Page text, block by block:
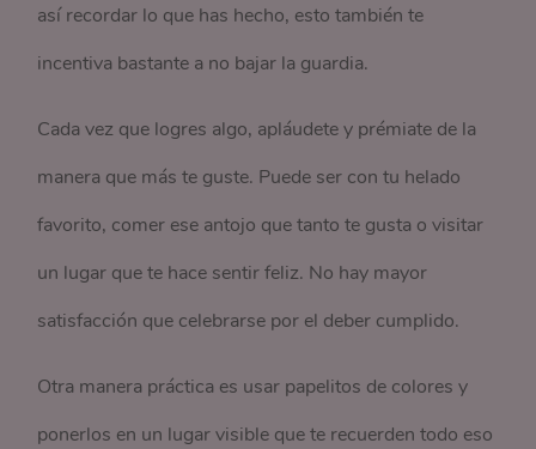
así recordar lo que has hecho, esto también te
incentiva bastante a no bajar la guardia.
Cada vez que logres algo, apláudete y prémiate de la
manera que más te guste. Puede ser con tu helado
favorito, comer ese antojo que tanto te gusta o visitar
un lugar que te hace sentir feliz. No hay mayor
satisfacción que celebrarse por el deber cumplido.
Otra manera práctica es usar papelitos de colores y
ponerlos en un lugar visible que te recuerden todo eso